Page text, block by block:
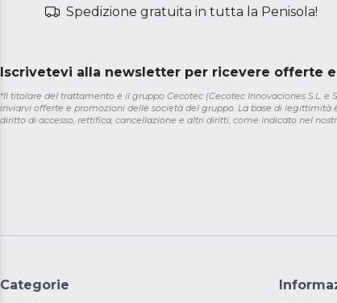
Spedizione gratuita in tutta la Penisola!
Iscrivetevi alla newsletter per ricevere offerte
*Il titolare del trattamento è il gruppo Cecotec (Cecotec Innovaciones S.L. e
inviarvi offerte e promozioni delle società del gruppo. La base di legittimità
diritto di accesso, rettifica, cancellazione e altri diritti, come indicato nel
Categorie